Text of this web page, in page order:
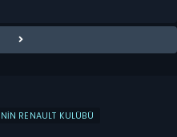
RENAULT KULÜBÜ